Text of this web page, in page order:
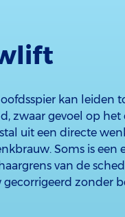
kan leiden
zwaar gevoel op
uit een directe
Soms is
van de
zonder